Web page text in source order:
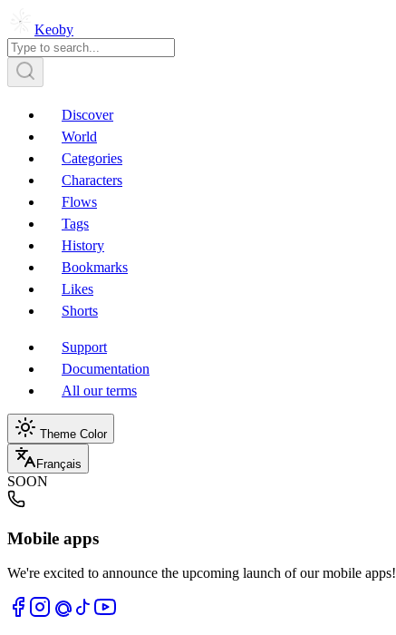
Keoby
Discover
World
Categories
Characters
Flows
Tags
History
Bookmarks
Likes
Shorts
Support
Documentation
All our terms
Theme Color
Français
SOON
Mobile apps
We're excited to announce the upcoming launch of our mobile apps!